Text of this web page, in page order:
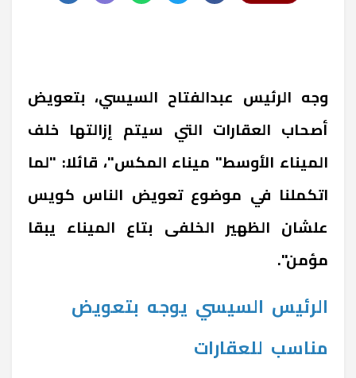
وجه الرئيس عبدالفتاح السيسي، بتعويض
أصحاب العقارات التي سيتم إزالتها خلف
الميناء الأوسط" ميناء المكس"، قائلا: "لما
اتكملنا في موضوع تعويض الناس كويس
علشان الظهير الخلفى بتاع الميناء يبقا
مؤمن".
الرئيس السيسي يوجه بتعويض
مناسب للعقارات